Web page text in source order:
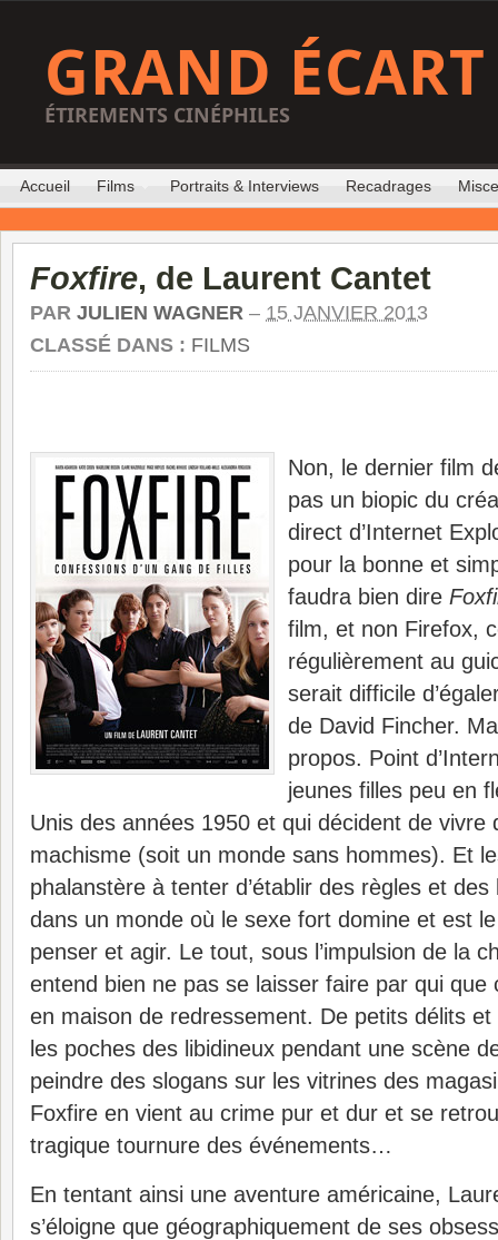
GRAND ÉCART
ÉTIREMENTS CINÉPHILES
Accueil Films Portraits & Interviews Recadrages
Foxfire, de Laurent Cantet
PAR JULIEN WAGNER – 15 JANVIER 2013
CLASSÉ DANS : FILMS
Non, le dernier film
pas un biopic du
direct d’Internet
pour la bonne et
faudra bien dire
film, et non Firefox,
régulièrement au
serait difficile
de David Fincher.
propos. Point
jeunes filles peu en
Unis des années 1950 et qui décident de vivre
machisme (soit un monde sans hommes). Et
phalanstère à tenter d’établir des règles et
dans un monde où le sexe fort domine et est
penser et agir. Le tout, sous l’impulsion de la
entend bien ne pas se laisser faire par qui que
en maison de redressement. De petits délits
les poches des libidineux pendant une scène
peindre des slogans sur les vitrines des
Foxfire en vient au crime pur et dur et se
tragique tournure des événements…
En tentant ainsi une aventure américaine,
s’éloigne que géographiquement de ses